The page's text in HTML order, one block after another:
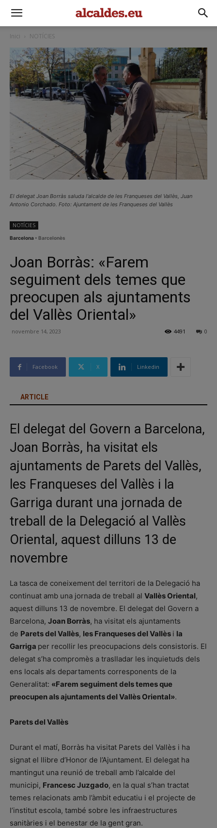
Inici NOTÍCIES
El delegat Joan Borràs saluda l'alcalde de les Franqueses del Vallès, Juan
Antonio Corchado. Foto: Ajuntament de les Franqueses del Vallès
NOTÍCIES
Barcelona • Barcelonès
Joan Borràs: «Farem
seguiment dels temes que
preocupen als ajuntaments
del Vallès Oriental»
novembre 14, 2023 0
4491
Facebook X Linkedin
ARTICLE
El delegat del Govern a Barcelona,
Joan Borràs, ha visitat els
ajuntaments de Parets del Vallès,
les Franqueses del Vallès i la
Garriga durant una jornada de
treball de la Delegació al Vallès
Oriental, aquest dilluns 13 de
novembre
La tasca de coneixement del territori de la Delegació ha
continuat amb una jornada de treball al Vallès Oriental,
aquest dilluns 13 de novembre. El delegat del Govern a
Barcelona, Joan Borràs, ha visitat els ajuntaments
de Parets del Vallès, les Franqueses del Vallès i la
Garriga per recollir les preocupacions dels consistoris. El
delegat s’ha compromès a traslladar les inquietuds dels
ens locals als departaments corresponents de la
Generalitat: «Farem seguiment dels temes que
preocupen als ajuntaments del Vallès Oriental».
Parets del Vallès
Durant el matí, Borràs ha visitat Parets del Vallès i ha
signat el llibre d’Honor de l’Ajuntament. El delegat ha
mantingut una reunió de treball amb l’alcalde del
municipi, Francesc Juzgado, en la qual s’han tractat
temes relacionats amb l’àmbit educatiu i el projecte de
l’institut escola, també sobre les infraestructures
sanitàries i el benestar de la gent gran.